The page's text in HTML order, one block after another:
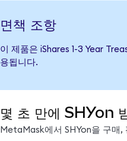
면책 조항
이 제품은 iShares 1-3 Year
용됩니다.
몇 초 만에 SHYon
MetaMask에서 SHYon을 구매,